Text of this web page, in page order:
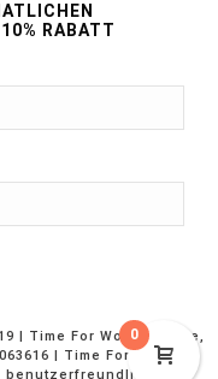
RABATT
| Time For Wood Europe,
| Time For Wood
benutzerfreundlicher zu
0